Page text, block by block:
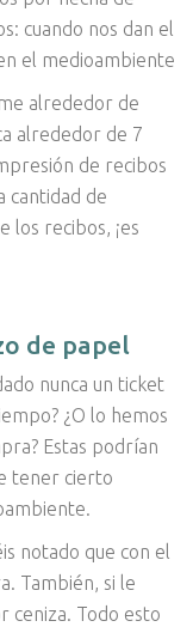
cuando nos dan el
el medioambiente
alrededor de
alrededor de 7
de recibos
cantidad de
los recibos, ¡es
de papel
nunca un ticket
¿O lo hemos
Estas podrían
tener cierto
notado que con el
También, si le
ceniza. Todo esto